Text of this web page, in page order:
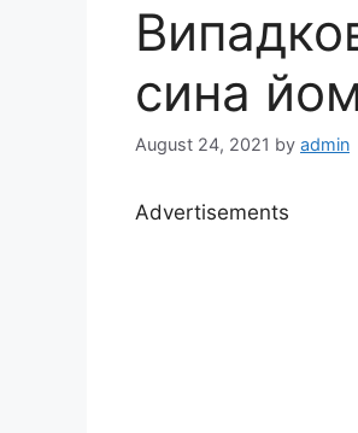
сина
August 24, 2021 by admin
Advertisements